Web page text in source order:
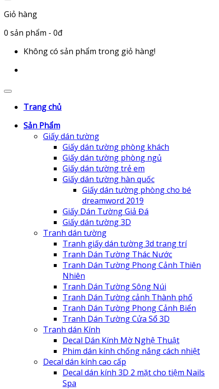
Giỏ hàng
0 sản phẩm - 0đ
Không có sản phẩm trong giỏ hàng!
Trang chủ
Sản Phẩm
Giấy dán tường
Giấy dán tường phòng khách
Giấy dán tường phòng ngủ
Giấy dán tường trẻ em
Giấy dán tường hàn quốc
Giấy dán tường phòng cho bé
dreamword 2019
Giấy Dán Tường Giả Đá
Giấy dán tường 3D
Tranh dán tường
Tranh giấy dán tường 3d trang trí
Tranh Dán Tường Thác Nước
Tranh Dán Tường Phong Cảnh Thiên
Nhiên
Tranh Dán Tường Sông Núi
Tranh Dán Tường cảnh Thành phố
Tranh Dán Tường Phong Cảnh Biển
Tranh Dán Tường Cửa Sổ 3D
Tranh dán Kính
Decal Dán Kính Mờ Nghệ Thuật
Phim dán kính chống nắng cách nhiệt
Decal dán kính cao cấp
Decal dán kính 3D 2 mặt cho tiệm Nails
Spa